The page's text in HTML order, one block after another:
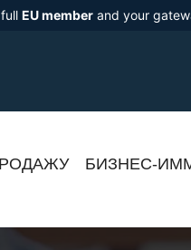
EU memberand your
БИЗНЕС-